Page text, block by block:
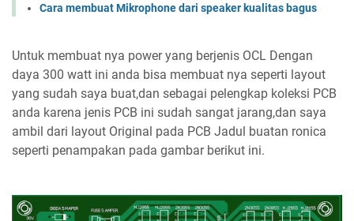
Cara membuat Mikrophone dari speaker kualitas bagus
Untuk membuat nya power yang berjenis OCL Dengan
daya 300 watt ini anda bisa membuat nya seperti layout
yang sudah saya buat,dan sebagai pelengkap koleksi PCB
anda karena jenis PCB ini sudah sangat jarang,dan saya
ambil dari layout Original pada PCB Jadul buatan ronica
seperti penampakan pada gambar berikut ini.